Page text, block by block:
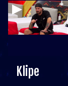
Klipe